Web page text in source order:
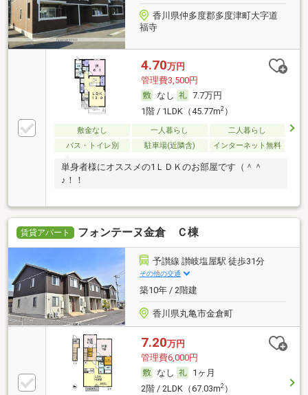
香川県仲多度郡多度津町大字道
福寺
4.70万円
管理費3,500円
なし
7.7万円
1階 / 1LDK（45.77m2）
敷金なし 一人暮らし
二人暮らし
バス・トイレ別
駐車場(近隣含) インターネット無料
単身者様にオススメの1ＬＤＫのお部屋です（＾＾
♪！！
賃貸アパート フォンテーヌ金倉 Ｃ棟
予讃線 讃岐塩屋駅 徒歩31分
その他の交通
築10年 / 2階建
香川県丸亀市金倉町
7.20万円
管理費6,000円
なし
1ヶ月
2階 / 2LDK（67.03m2）